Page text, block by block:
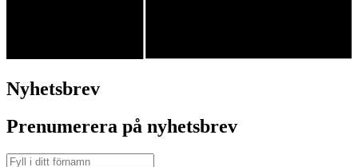
Nyhetsbrev
Prenumerera på nyhetsbrev